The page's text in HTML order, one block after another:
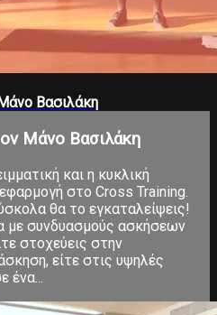
Βασιλάκη
Μάνο Βασιλάκη
και η κυκλική
στο Cross Training.
θα το εγκαταλείψεις!
με συνδυασμούς ασκήσεων
στοχεύεις στην
είτε στις υψηλές
ένα...